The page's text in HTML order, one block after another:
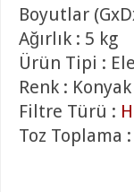
Boyutlar
Ağırlık : 5 kg
Ürün Tipi :
Renk : Konyak
Filtre Türü :
Toz Toplama